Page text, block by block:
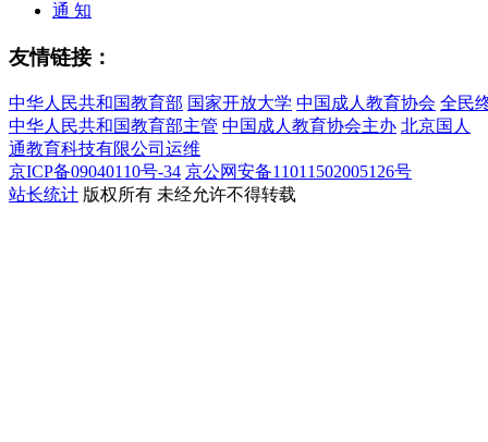
通 知
友情链接：
中华人民共和国教育部 国家开放大学 中国成人教育协会 全民
中华人民共和国教育部主管 中国成人教育协会主办 北京国人
通教育科技有限公司运维
京ICP备09040110号-34 京公网安备11011502005126号
站长统计 版权所有 未经允许不得转载